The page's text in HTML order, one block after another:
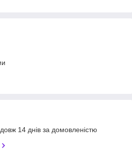
14 днів за домовленістю